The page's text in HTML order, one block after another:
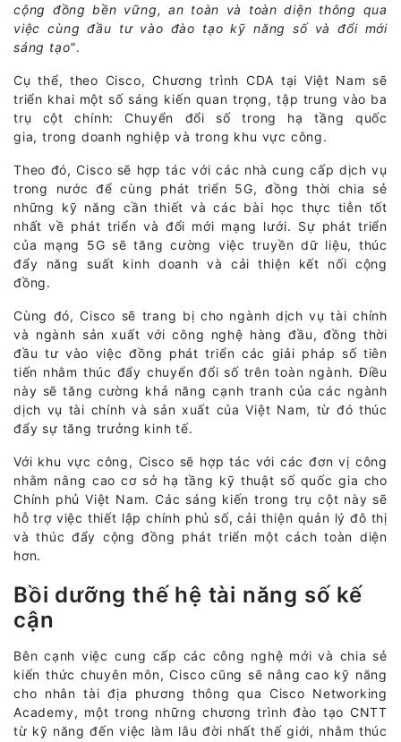
cộng đồng bền vững, an toàn và toàn diện thông qua
việc cùng đầu tư vào đào tạo kỹ năng số và đổi mới
sáng tạo".
Cụ thể, theo Cisco, Chương trình CDA tại Việt Nam sẽ
triển khai một số sáng kiến quan trọng, tập trung vào ba
trụ cột chính: Chuyển đổi số trong hạ tầng quốc
gia, trong doanh nghiệp và trong khu vực công.
Theo đó, Cisco sẽ hợp tác với các nhà cung cấp dịch vụ
trong nước để cùng phát triển 5G, đồng thời chia sẻ
những kỹ năng cần thiết và các bài học thực tiễn tốt
nhất về phát triển và đổi mới mạng lưới. Sự phát triển
của mạng 5G sẽ tăng cường việc truyền dữ liệu, thúc
đẩy năng suất kinh doanh và cải thiện kết nối cộng
đồng.
Cùng đó, Cisco sẽ trang bị cho ngành dịch vụ tài chính
và ngành sản xuất với công nghệ hàng đầu, đồng thời
đầu tư vào việc đồng phát triển các giải pháp số tiên
tiến nhằm thúc đẩy chuyển đổi số trên toàn ngành. Điều
này sẽ tăng cường khả năng cạnh tranh của các ngành
dịch vụ tài chính và sản xuất của Việt Nam, từ đó thúc
đẩy sự tăng trưởng kinh tế.
Với khu vực công, Cisco sẽ hợp tác với các đơn vị công
nhằm nâng cao cơ sở hạ tầng kỹ thuật số quốc gia cho
Chính phủ Việt Nam. Các sáng kiến trong trụ cột này sẽ
hỗ trợ việc thiết lập chính phủ số, cải thiện quản lý đô thị
và thúc đẩy cộng đồng phát triển một cách toàn diện
hơn.
Bồi dưỡng thế hệ tài năng số kế
cận
Bên cạnh việc cung cấp các công nghệ mới và chia sẻ
kiến thức chuyên môn, Cisco cũng sẽ nâng cao kỹ năng
cho nhân tài địa phương thông qua Cisco Networking
Academy, một trong những chương trình đào tạo CNTT
từ kỹ năng đến việc làm lâu đời nhất thế giới, nhằm thúc